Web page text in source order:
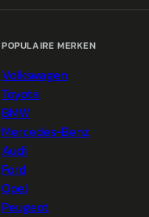
POPULAIRE MERKEN
Volkswagen
Toyota
BMW
Mercedes-Benz
Audi
Ford
Opel
Peugeot